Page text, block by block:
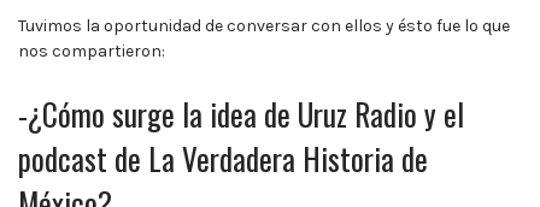
Tuvimos la oportunidad de conversar con ellos y ésto fue lo que
nos compartieron:
-¿Cómo surge la idea de Uruz Radio y el
podcast de La Verdadera Historia de